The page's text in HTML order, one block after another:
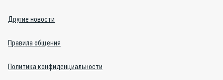
Другие новости
Правила общения
Политика конфиденциальности